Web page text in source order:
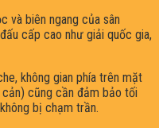
và biên ngang của sân
cấp cao như giải quốc gia,
không gian phía trên mặt
cũng cần đảm bảo tối
bị chạm trần.